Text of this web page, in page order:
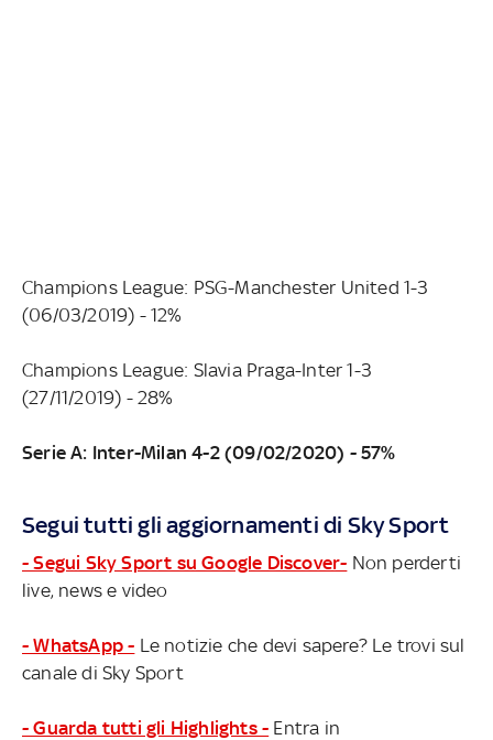
Champions League: PSG-Manchester United 1-3
(06/03/2019) - 12%
Champions League: Slavia Praga-Inter 1-3
(27/11/2019) - 28%
Serie A: Inter-Milan 4-2 (09/02/2020) - 57%
Segui tutti gli aggiornamenti di Sky Sport
- Segui Sky Sport su Google Discover- Non perderti
live, news e video
- WhatsApp - Le notizie che devi sapere? Le trovi sul
canale di Sky Sport
- Guarda tutti gli Highlights - Entra in